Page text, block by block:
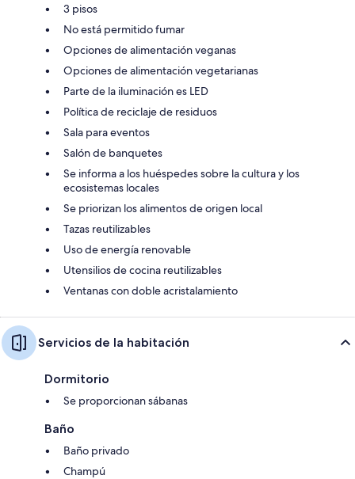
3 pisos
No está permitido fumar
Opciones de alimentación veganas
Opciones de alimentación vegetarianas
Parte de la iluminación es LED
Política de reciclaje de residuos
Sala para eventos
Salón de banquetes
Se informa a los huéspedes sobre la cultura y los
ecosistemas locales
Se priorizan los alimentos de origen local
Tazas reutilizables
Uso de energía renovable
Utensilios de cocina reutilizables
Ventanas con doble acristalamiento
Servicios de la habitación
Dormitorio
Se proporcionan sábanas
Baño
Baño privado
Champú